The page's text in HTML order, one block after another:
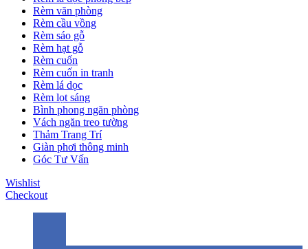
Rèm văn phòng
Rèm cầu vồng
Rèm sáo gỗ
Rèm hạt gỗ
Rèm cuốn
Rèm cuốn in tranh
Rèm lá dọc
Rèm lọt sáng
Bình phong ngăn phòng
Vách ngăn treo tường
Thảm Trang Trí
Giàn phơi thông minh
Góc Tư Vấn
Wishlist
Checkout